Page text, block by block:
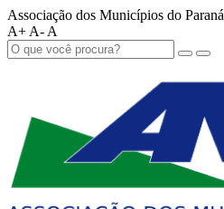
Associação dos Municípios do Paraná
A+ A- A